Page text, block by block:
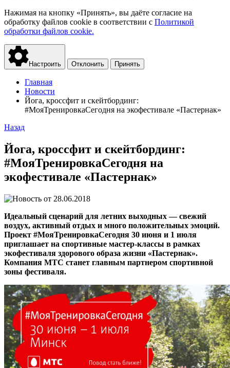
Нажимая на кнопку «Принять», вы даёте согласие на
обработку файлов cookie в соответствии с Политикой
обработки файлов cookie.
Настроить Отклонить Принять
Главная
Новости
Йога, кроссфит и скейтбординг:
#МояТренировкаСегодня на экофестивале «Пастернак»
Назад
Йога, кроссфит и скейтбординг:
#МояТренировкаСегодня на
экофестивале «Пастернак»
28.06.2018
Идеальный сценарий для летних выходных — свежий
воздух, активный отдых и много положительных эмоций.
Проект #МояТренировкаСегодня 30 июня и 1 июля
приглашает на спортивные мастер-классы в рамках
экофестиваля здорового образа жизни «Пастернак».
Компания МТС станет главным партнером спортивной
зоны фестиваля.